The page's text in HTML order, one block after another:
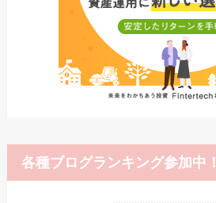
各種ブログランキング参加中！